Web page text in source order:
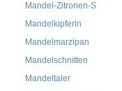
Mandel-Zitronen-S
Mandelkipferln
Mandelmarzipan
Mandelschnitten
Mandeltaler